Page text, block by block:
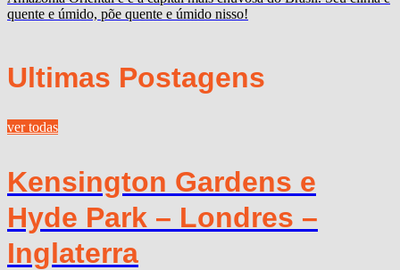
quente e úmido, põe quente e úmido nisso!
Ultimas Postagens
ver todas
Kensington Gardens e
Hyde Park – Londres –
Inglaterra